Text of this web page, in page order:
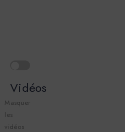
Vidéos
Masquer
les
vidéos